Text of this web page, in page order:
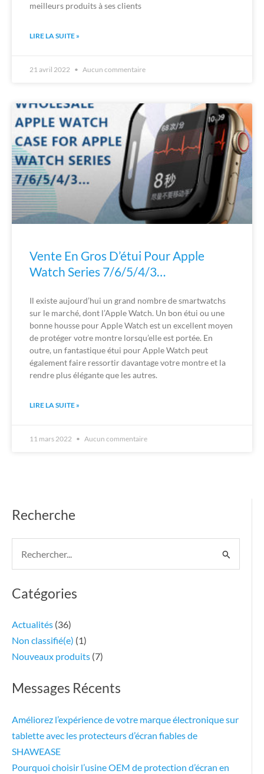
Recherche
Rechercher :
Catégories
Actualités (36)
Non classifié(e) (1)
Nouveaux produits (7)
Messages Récents
Améliorez l’expérience de votre marque électronique sur
tablette avec les protecteurs d’écran fiables de
SHAWEASE
Pourquoi choisir l’usine OEM de protection d’écran en
meilleurs produits à ses clients
LIRE LA SUITE »
21 avril 2022 Aucun commentaire
Vente En Gros D’étui Pour Apple
Watch Series 7/6/5/4/3…
Il existe aujourd’hui un grand nombre de smartwatchs
sur le marché, dont l’Apple Watch. Un bon étui ou une
bonne housse pour Apple Watch est un excellent moyen
de protéger votre montre lorsqu’elle est portée. En
outre, un fantastique étui pour Apple Watch peut
également faire ressortir davantage votre montre et la
rendre plus élégante que les autres.
LIRE LA SUITE »
11 mars 2022 Aucun commentaire